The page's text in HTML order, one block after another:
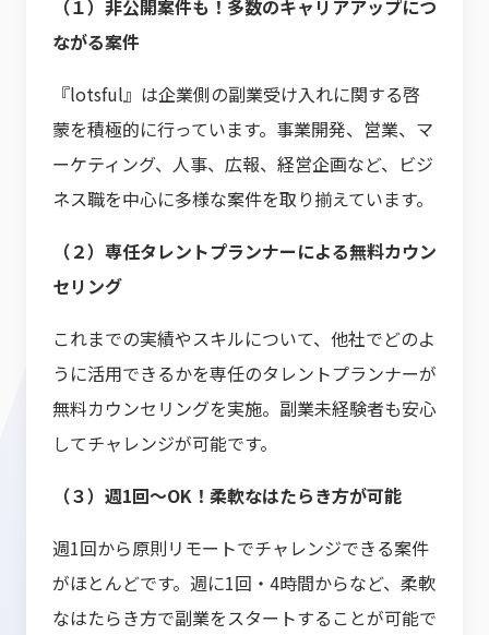
（１）非公開案件も！多数のキャリアアップにつ
ながる案件
『lotsful』は企業側の副業受け入れに関する啓
蒙を積極的に行っています。事業開発、営業、マ
ーケティング、人事、広報、経営企画など、ビジ
ネス職を中心に多様な案件を取り揃えています。
（２）専任タレントプランナーによる無料カウン
セリング
これまでの実績やスキルについて、他社でどのよ
うに活用できるかを専任のタレントプランナーが
無料カウンセリングを実施。副業未経験者も安心
してチャレンジが可能です。
（３）週1回〜OK！柔軟なはたらき方が可能
週1回から原則リモートでチャレンジできる案件
がほとんどです。週に1回・4時間からなど、柔軟
なはたらき方で副業をスタートすることが可能で